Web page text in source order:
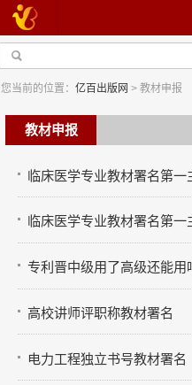
首
学术著
您当前的位置： 亿百出版网 > 教材申报
教材申报
临床医学专业教材署名第一
临床医学专业教材署名第一
专利晋中级用了高级还能用
高校讲师评职称教材署名
电力工程独立书号教材署名